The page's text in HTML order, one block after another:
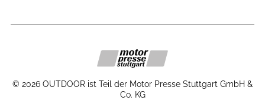
© 2026 OUTDOOR ist Teil der Motor Presse Stuttgart GmbH &
Co. KG